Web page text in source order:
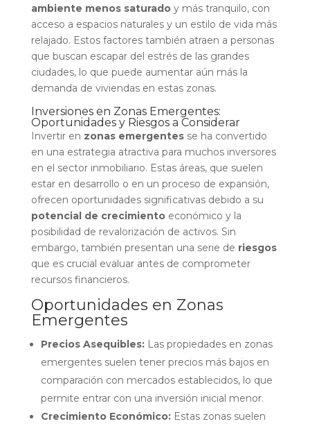
ambiente menos saturadoy más tranquilo, con
acceso a espacios naturales y un estilo de vida más
relajado. Estos factores también atraen a personas
que buscan escapar del estrés de las grandes
ciudades, lo que puede aumentar aún más la
demanda de viviendas en estas zonas.
Inversiones en Zonas Emergentes:
Oportunidades y Riesgos a Considerar
Invertir en zonas emergentesse ha convertido
en una estrategia atractiva para muchos inversores
en el sector inmobiliario. Estas áreas, que suelen
estar en desarrollo o en un proceso de expansión,
ofrecen oportunidades significativas debido a su
potencial de crecimientoeconómico y la
posibilidad de revalorización de activos. Sin
embargo, también presentan una serie de riesgos
que es crucial evaluar antes de comprometer
recursos financieros.
Oportunidades en Zonas
Emergentes
Precios Asequibles:Las propiedades en zonas
emergentes suelen tener precios más bajos en
comparación con mercados establecidos, lo que
permite entrar con una inversión inicial menor.
Crecimiento Económico:Estas zonas suelen